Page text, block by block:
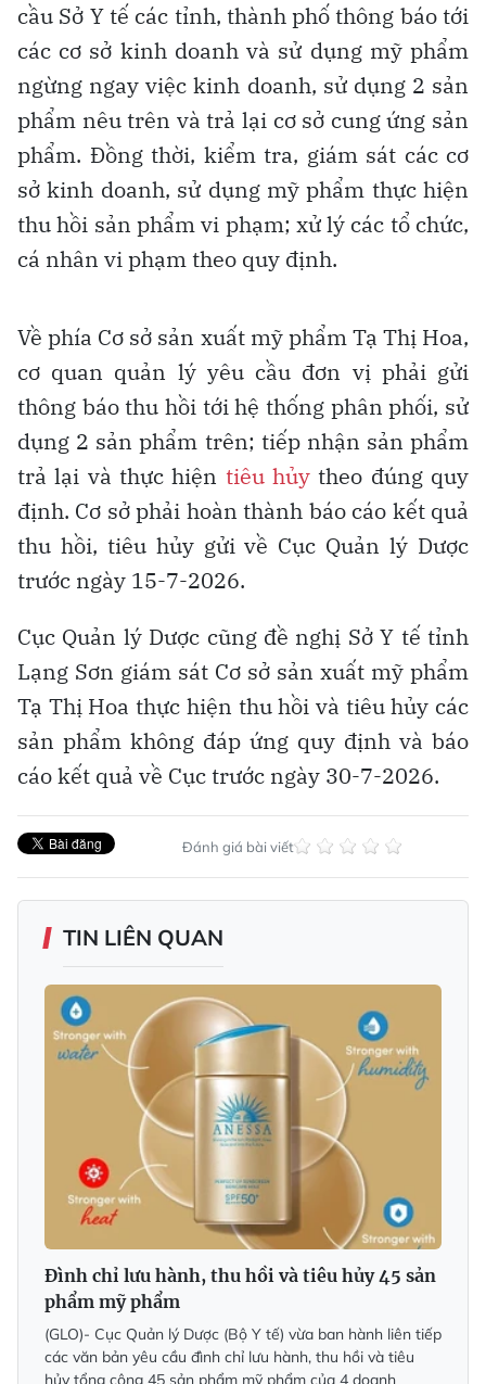
cầu Sở Y tế các tỉnh, thành phố thông báo tới
các cơ sở kinh doanh và sử dụng mỹ phẩm
ngừng ngay việc kinh doanh, sử dụng 2 sản
phẩm nêu trên và trả lại cơ sở cung ứng sản
phẩm. Đồng thời, kiểm tra, giám sát các cơ
sở kinh doanh, sử dụng mỹ phẩm thực hiện
thu hồi sản phẩm vi phạm; xử lý các tổ chức,
cá nhân vi phạm theo quy định.
Về phía Cơ sở sản xuất mỹ phẩm Tạ Thị Hoa,
cơ quan quản lý yêu cầu đơn vị phải gửi
thông báo thu hồi tới hệ thống phân phối, sử
dụng 2 sản phẩm trên; tiếp nhận sản phẩm
trả lại và thực hiện tiêu hủy theo đúng quy
định. Cơ sở phải hoàn thành báo cáo kết quả
thu hồi, tiêu hủy gửi về Cục Quản lý Dược
trước ngày 15-7-2026.
Cục Quản lý Dược cũng đề nghị Sở Y tế tỉnh
Lạng Sơn giám sát Cơ sở sản xuất mỹ phẩm
Tạ Thị Hoa thực hiện thu hồi và tiêu hủy các
sản phẩm không đáp ứng quy định và báo
cáo kết quả về Cục trước ngày 30-7-2026.
Đánh giá bài viết
TIN LIÊN QUAN
Đình chỉ lưu hành, thu hồi và tiêu hủy 45 sản
phẩm mỹ phẩm
(GLO)- Cục Quản lý Dược (Bộ Y tế) vừa ban hành liên tiếp
các văn bản yêu cầu đình chỉ lưu hành, thu hồi và tiêu
hủy tổng cộng 45 sản phẩm mỹ phẩm của 4 doanh